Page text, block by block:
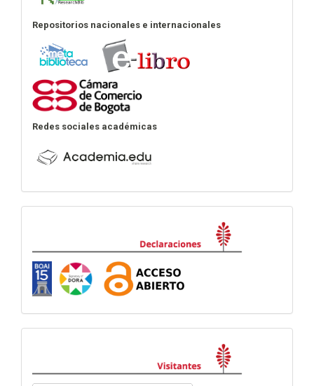
Repositorios nacionales e internacionales
Redes sociales académicas